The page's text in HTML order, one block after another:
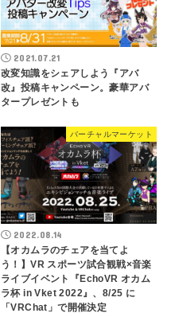
2021.07.21
改変知識をシェアしよう『アバ
改』投稿キャンペーン。豪華アバ
タープレゼントも
バーチャルマーケット
2022.08.14
【オカムラのチェアを当てよ
う！】VR スポーツ試合観戦×音楽
ライブイベント『EchoVR オカム
ラ杯 in Vket 2022』、8/25 に
「VRChat」で開催決定